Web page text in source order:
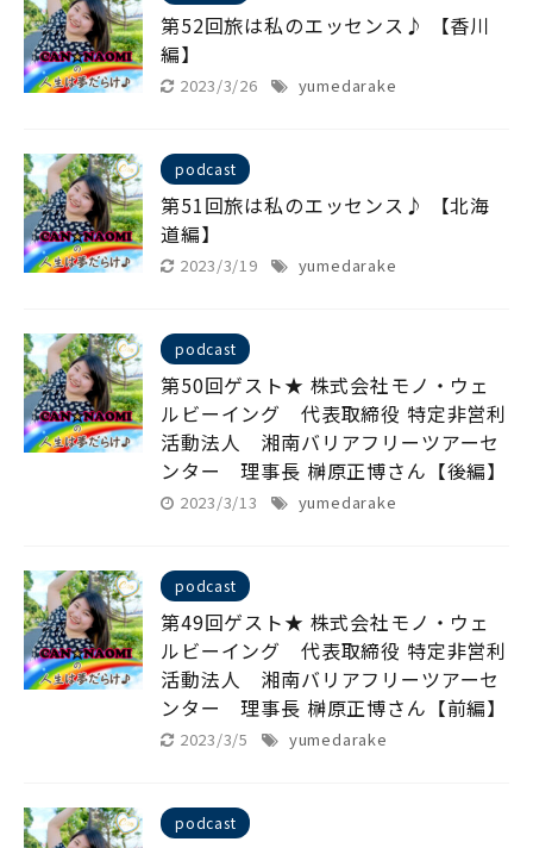
第52回旅は私のエッセンス♪ 【香川
編】
2023/3/26 yumedarake
podcast
第51回旅は私のエッセンス♪ 【北海
道編】
2023/3/19 yumedarake
podcast
第50回ゲスト★ 株式会社モノ・ウェ
ルビーイング 代表取締役 特定非営利
活動法人 湘南バリアフリーツアーセ
ンター 理事長 榊原正博さん【後編】
2023/3/13 yumedarake
podcast
第49回ゲスト★ 株式会社モノ・ウェ
ルビーイング 代表取締役 特定非営利
活動法人 湘南バリアフリーツアーセ
ンター 理事長 榊原正博さん【前編】
2023/3/5 yumedarake
podcast